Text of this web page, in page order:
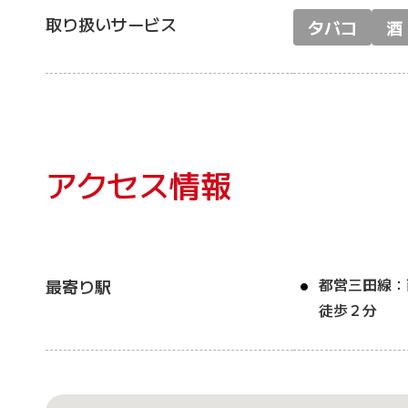
取り扱いサービス タバコ 酒
アクセス情報
最寄り駅
都営三田線
徒歩２分